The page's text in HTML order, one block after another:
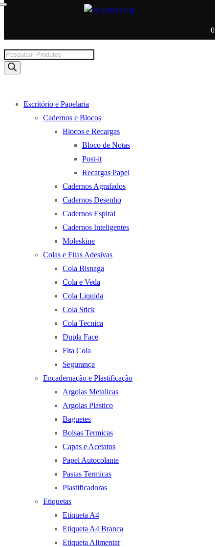
0
Products
search
Escritório e Papelaria
Cadernos e Blocos
Blocos e Recargas
Bloco de Notas
Post-it
Recargas Papel
Cadernos Agrafados
Cadernos Desenho
Cadernos Espiral
Cadernos Inteligentes
Moleskine
Colas e Fitas Adesivas
Cola Bisnaga
Cola e Veda
Cola Liquida
Cola Stick
Cola Tecnica
Dupla Face
Fita Cola
Segurança
Encadernação e Plastificação
Argolas Metalicas
Argolas Plastico
Baguetes
Bolsas Termicas
Capas e Acetatos
Papel Autocolante
Pastas Termicas
Plastificadoras
Etiquetas
Etiqueta A4
Etiqueta A4 Branca
Etiqueta Alimentar